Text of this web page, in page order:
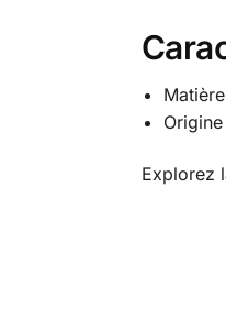
Explorez